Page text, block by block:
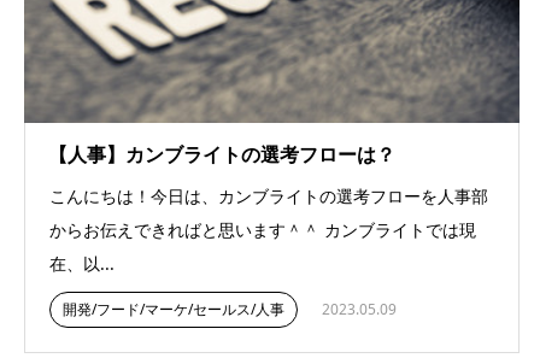
【人事】カンブライトの選考フローは？
こんにちは！今日は、カンブライトの選考フローを人事部
からお伝えできればと思います＾＾ カンブライトでは現
在、以...
開発/フード/マーケ/セールス/人事 2023.05.09